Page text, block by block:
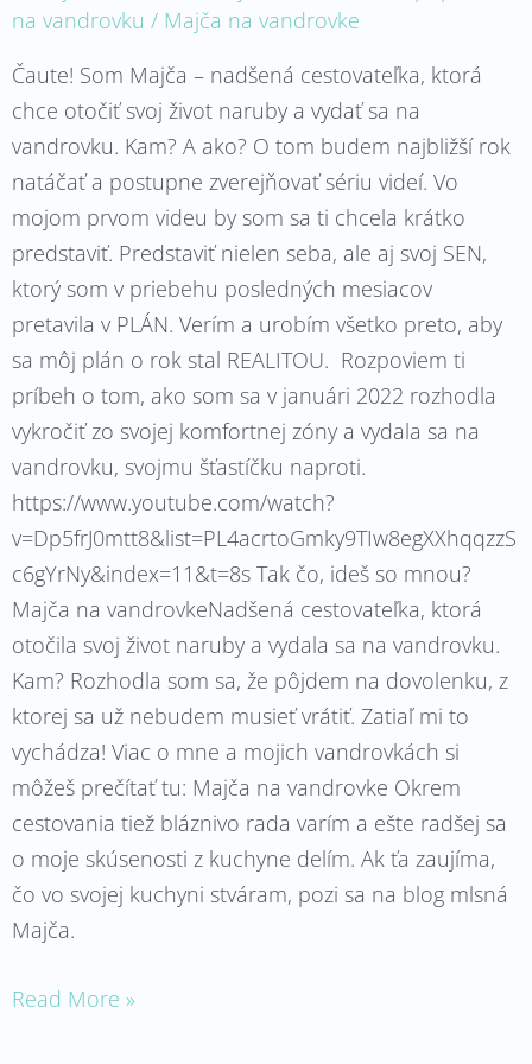
na vandrovku / Majča na vandrovke
Čaute! Som Majča – nadšená cestovateľka, ktorá
chce otočiť svoj život naruby a vydať sa na
vandrovku. Kam? A ako? O tom budem najbližší rok
natáčať a postupne zverejňovať sériu videí. Vo
mojom prvom videu by som sa ti chcela krátko
predstaviť. Predstaviť nielen seba, ale aj svoj SEN,
ktorý som v priebehu posledných mesiacov
pretavila v PLÁN. Verím a urobím všetko preto, aby
sa môj plán o rok stal REALITOU. Rozpoviem ti
príbeh o tom, ako som sa v januári 2022 rozhodla
vykročiť zo svojej komfortnej zóny a vydala sa na
vandrovku, svojmu šťastíčku naproti.
https://www.youtube.com/watch?
v=Dp5frJ0mtt8&list=PL4acrtoGmky9TIw8egXXhqqzzS
c6gYrNy&index=11&t=8s Tak čo, ideš so mnou?
Majča na vandrovkeNadšená cestovateľka, ktorá
otočila svoj život naruby a vydala sa na vandrovku.
Kam? Rozhodla som sa, že pôjdem na dovolenku, z
ktorej sa už nebudem musieť vrátiť. Zatiaľ mi to
vychádza! Viac o mne a mojich vandrovkách si
môžeš prečítať tu: Majča na vandrovke Okrem
cestovania tiež bláznivo rada varím a ešte radšej sa
o moje skúsenosti z kuchyne delím. Ak ťa zaujíma,
čo vo svojej kuchyni stváram, pozi sa na blog mlsná
Majča.
Read More »